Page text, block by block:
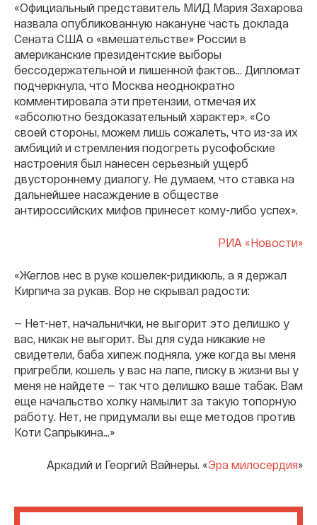
«Официальный представитель МИД Мария Захарова
назвала опубликованную накануне часть доклада
Сената США о «вмешательстве» России в
американские президентские выборы
бессодержательной и лишенной фактов… Дипломат
подчеркнула, что Москва неоднократно
комментировала эти претензии, отмечая их
«абсолютно бездоказательный характер». «Со
своей стороны, можем лишь сожалеть, что из-за их
амбиций и стремления подогреть русофобские
настроения был нанесен серьезный ущерб
двустороннему диалогу. Не думаем, что ставка на
дальнейшее насаждение в обществе
антироссийских мифов принесет кому-либо успех».
РИА «Новости»
«Жеглов нес в руке кошелек-ридикюль, а я держал
Кирпича за рукав. Вор не скрывал радости:
— Нет-нет, начальнички, не выгорит это делишко у
вас, никак не выгорит. Вы для суда никакие не
свидетели, баба хипеж подняла, уже когда вы меня
пригребли, кошель у вас на лапе, писку в жизни вы у
меня не найдете — так что делишко ваше табак. Вам
еще начальство холку намылит за такую топорную
работу. Нет, не придумали вы еще методов против
Коти Сапрыкина...»
Аркадий и Георгий Вайнеры. «Эра милосердия»